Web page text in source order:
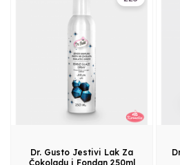
Dr. Gusto Jestivi Lak Za
Čokoladu i Fondan 250ml